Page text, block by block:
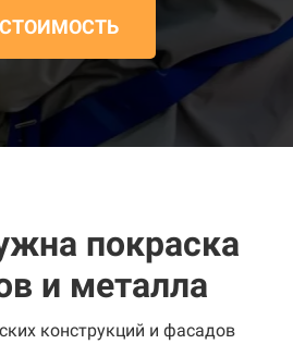
покраска
и металла
конструкций и фасадов